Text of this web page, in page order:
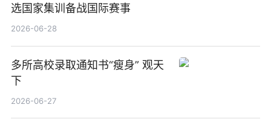
选国家集训备战国际赛事
2026-06-28
多所高校录取通知书“瘦身” 观天
下
2026-06-27